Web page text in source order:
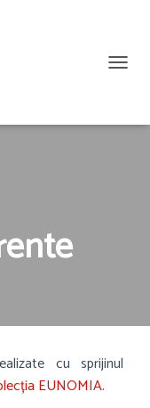
cu sprijinul
EUNOMIA.